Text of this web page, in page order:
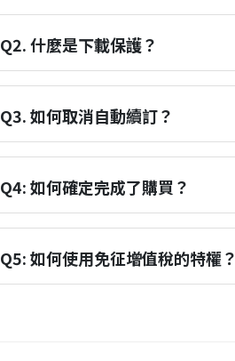
Q2. 什麼是下載保護？
Q3. 如何取消自動續訂？
Q4: 如何確定完成了購買？
Q5: 如何使用免征增值稅的特權？